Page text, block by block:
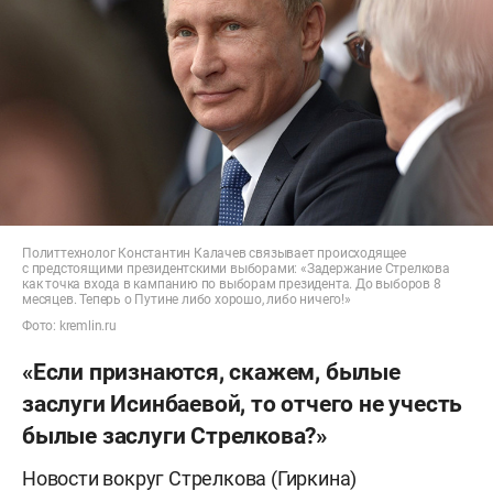
Политтехнолог Константин Калачев связывает происходящее
с предстоящими президентскими выборами: «Задержание Стрелкова
как точка входа в кампанию по выборам президента. До выборов 8
месяцев. Теперь о Путине либо хорошо, либо ничего!»
Фото: kremlin.ru
«Если признаются, скажем, былые
заслуги Исинбаевой, то отчего не учесть
былые заслуги Стрелкова?»
Новости вокруг Стрелкова (Гиркина)